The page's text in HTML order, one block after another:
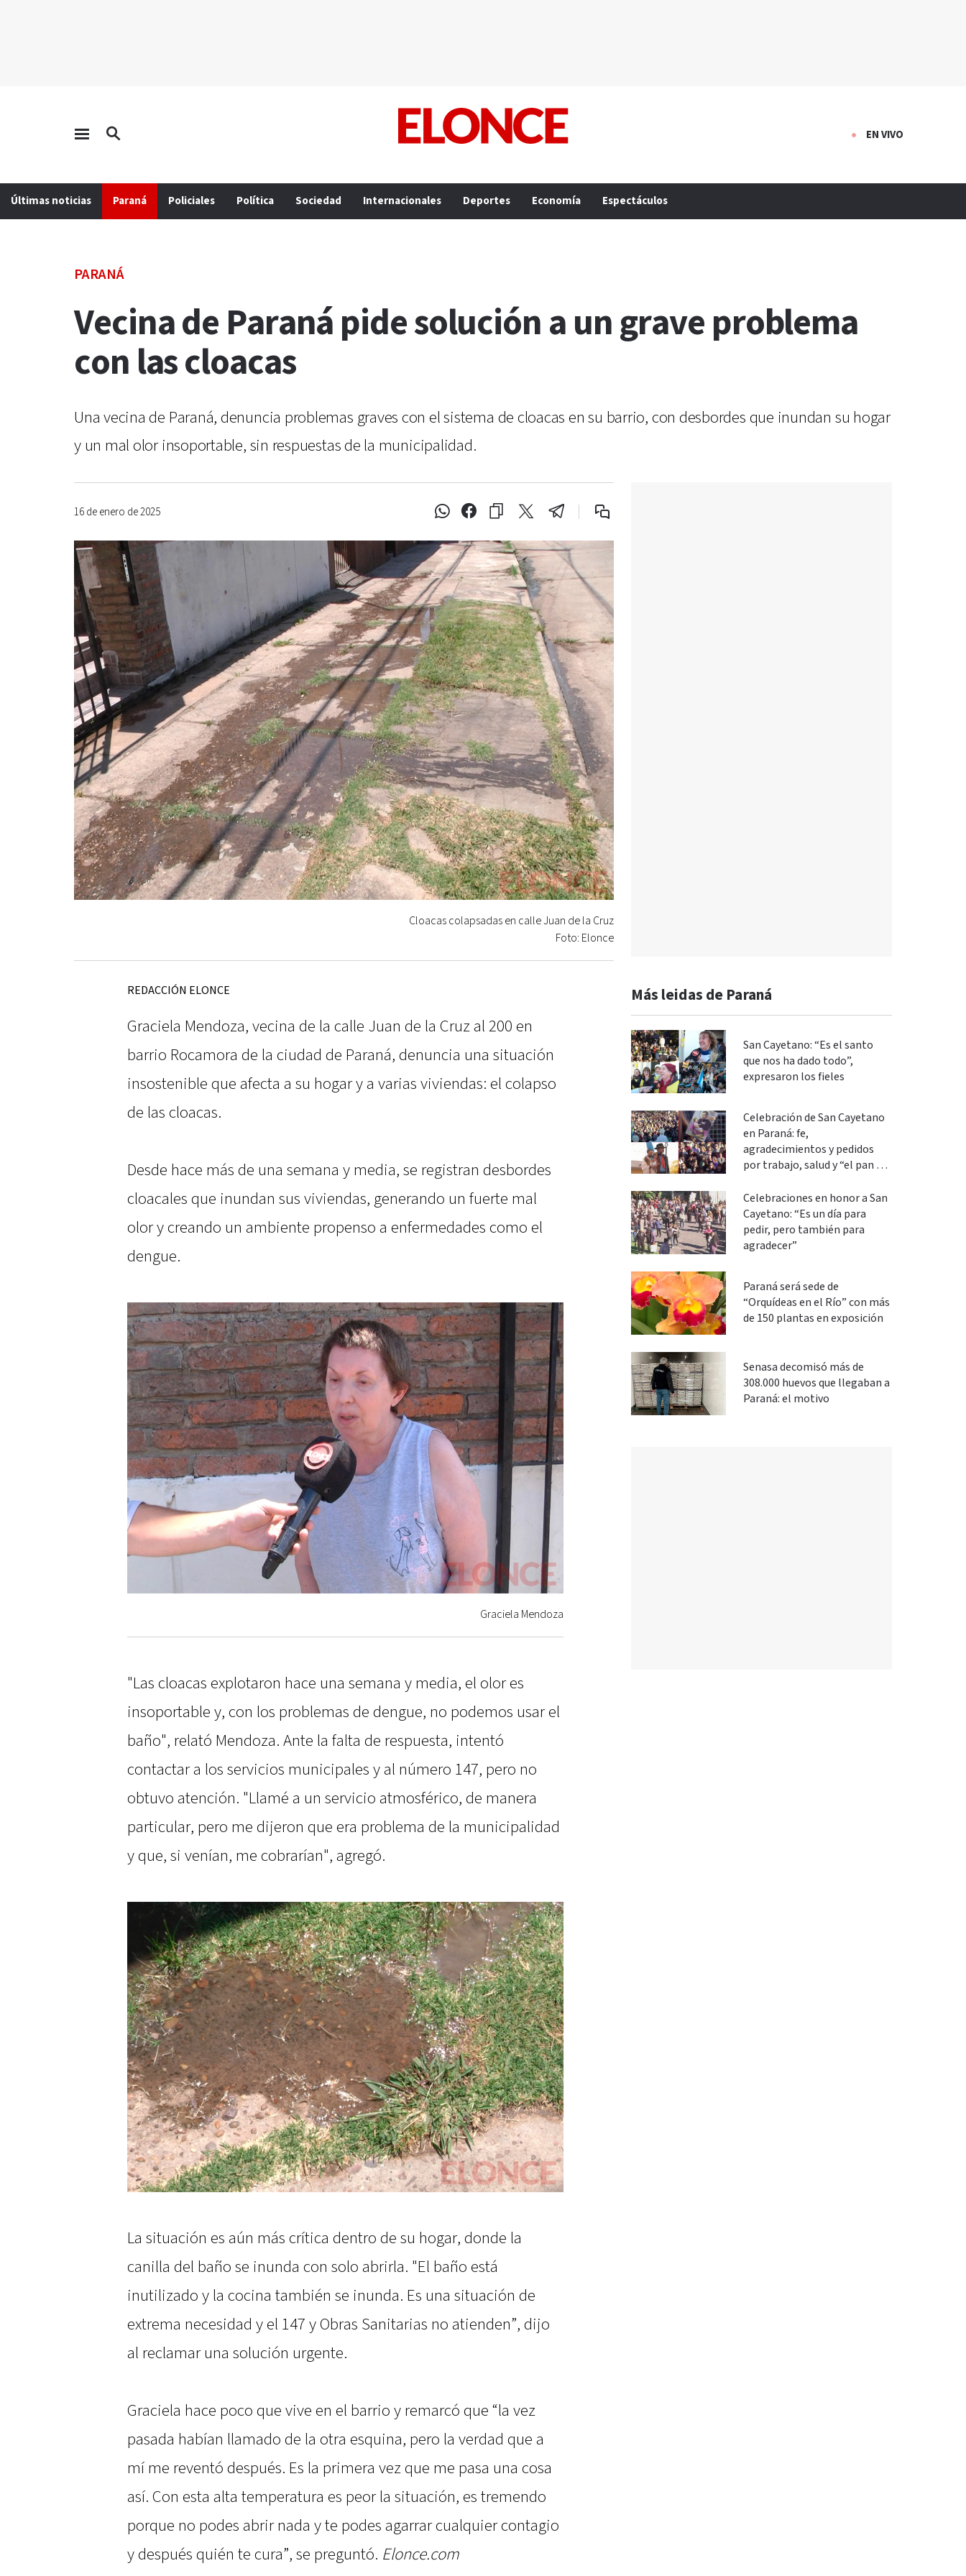
EN VIVO
Últimas noticias Paraná Policiales Política Sociedad Internacionales Deportes Economía Espectáculos
PARANÁ
Vecina de Paraná pide solución a un grave problema
con las cloacas
Una vecina de Paraná, denuncia problemas graves con el sistema de cloacas en su barrio, con desbordes que inundan su hogar
y un mal olor insoportable, sin respuestas de la municipalidad.
16 de enero de 2025
Cloacas colapsadas en calle Juan de la Cruz
Foto: Elonce
REDACCIÓN ELONCE
Graciela Mendoza, vecina de la calle Juan de la Cruz al 200 en
barrio Rocamora de la ciudad de Paraná, denuncia una situación
insostenible que afecta a su hogar y a varias viviendas: el colapso
de las cloacas.
Desde hace más de una semana y media, se registran desbordes
cloacales que inundan sus viviendas, generando un fuerte mal
olor y creando un ambiente propenso a enfermedades como el
dengue.
Graciela Mendoza
"Las cloacas explotaron hace una semana y media, el olor es
insoportable y, con los problemas de dengue, no podemos usar el
baño", relató Mendoza. Ante la falta de respuesta, intentó
contactar a los servicios municipales y al número 147, pero no
obtuvo atención. "Llamé a un servicio atmosférico, de manera
particular, pero me dijeron que era problema de la municipalidad
y que, si venían, me cobrarían", agregó.
La situación es aún más crítica dentro de su hogar, donde la
canilla del baño se inunda con solo abrirla. "El baño está
inutilizado y la cocina también se inunda. Es una situación de
extrema necesidad y el 147 y Obras Sanitarias no atienden”, dijo
al reclamar una solución urgente.
Graciela hace poco que vive en el barrio y remarcó que “la vez
pasada habían llamado de la otra esquina, pero la verdad que a
mí me reventó después. Es la primera vez que me pasa una cosa
así. Con esta alta temperatura es peor la situación, es tremendo
porque no podes abrir nada y te podes agarrar cualquier contagio
y después quién te cura”, se preguntó. Elonce.com
Más leidas de Paraná
San Cayetano: “Es el santo
que nos ha dado todo”,
expresaron los fieles
Celebración de San Cayetano
en Paraná: fe,
agradecimientos y pedidos
por trabajo, salud y “el pan de
Celebraciones en honor a San
Cayetano: “Es un día para
pedir, pero también para
agradecer”
Paraná será sede de
“Orquídeas en el Río” con más
de 150 plantas en exposición
Senasa decomisó más de
308.000 huevos que llegaban a
Paraná: el motivo